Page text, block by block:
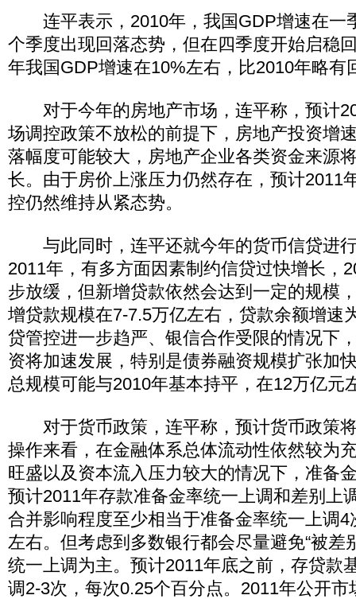
连平表示，2010年，我国GDP增速在一
个季度出现回落态势，但在四季度开始启稳
年我国GDP增速在10%左右，比2010年略有
对于今年的房地产市场，连平称，预计
场调控政策不放松的前提下，房地产投资增
落幅度可能较大，房地产企业各类资金来源
长。由于房价上涨压力仍然存在，预计2011
控仍然维持从紧态势。
与此同时，连平还就今年的货币信贷进
2011年，有多方面因素制约信贷过快增长，
步放缓，但新增贷款依然会达到一定的规模
增贷款规模在7-7.5万亿左右，贷款余额增速
贷管控进一步趋严、银信合作受限的情况下
资将加速发展，特别是债券融资规模扩张加
总规模可能与2010年基本持平，在12万亿元
对于货币政策，连平称，预计货币政策
操作来看，在金融体系总体流动性依然较为
旺盛以及资本流入压力较大的情况下，准备
预计2011年存款准备金率统一上调和差别上
合并影响程度至少相当于准备金率统一上调
左右。但考虑到多数银行都会尽量避免“被差
统一上调为主。预计2011年底之前，存贷款
调2-3次，每次0.25个百分点。2011年公开